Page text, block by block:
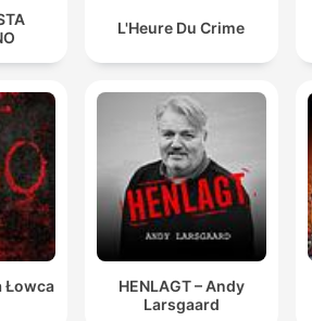
L'Heure Du Crime
Łowca
HENLAGT – Andy
Larsgaard